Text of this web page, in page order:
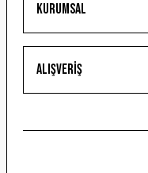
Kurumsal
Alışveriş